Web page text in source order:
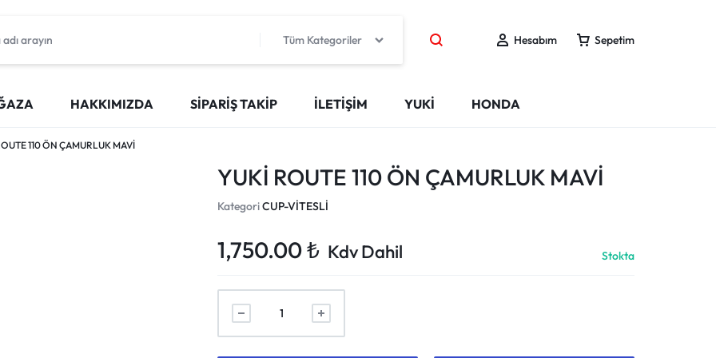
Tüm Kategoriler Hesabım Sepetim
HAKKIMIZDA SIPARIŞ TAKIP İLETIŞIM YUKİ HONDA
110 ÖN ÇAMURLUK MAVİ
YUKİ ROUTE 110 ÖN ÇAMURLUK MAVİ
KategoriCUP-VİTESLİ
1,750.00₺ Kdv Dahil Stokta